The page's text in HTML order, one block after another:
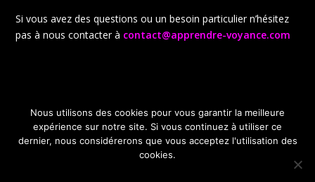
Si vous avez des questions ou un besoin particulier n’hésitez
pas à nous contacter à contact@apprendre-voyance.com
Conçu parElegant Themes| Propulsé par WordPress
CGV
Politique de confidentialité
Politique de gestion des cookies
Nous utilisons des cookies pour vous garantir la meilleure
expérience sur notre site. Si vous continuez à utiliser ce
dernier, nous considérerons que vous acceptez l'utilisation des
cookies.